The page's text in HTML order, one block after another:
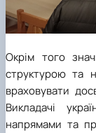
Окрім того
структурою та
враховувати
Викладачі
напрямами та